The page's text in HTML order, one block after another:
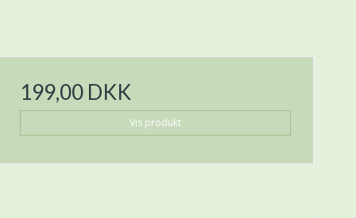
199,00 DKK
Vis produkt